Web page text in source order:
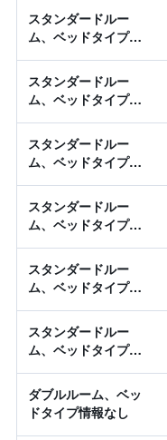
スタンダードルー
ム、ベッドタイプ情
スタンダードルー
ム、ベッドタイプ情
スタンダードルー
ム、ベッドタイプ情
スタンダードルー
ム、ベッドタイプ情
スタンダードルー
ム、ベッドタイプ情
スタンダードルー
ム、ベッドタイプ情
ダブルルーム、ベッ
ドタイプ情報なし